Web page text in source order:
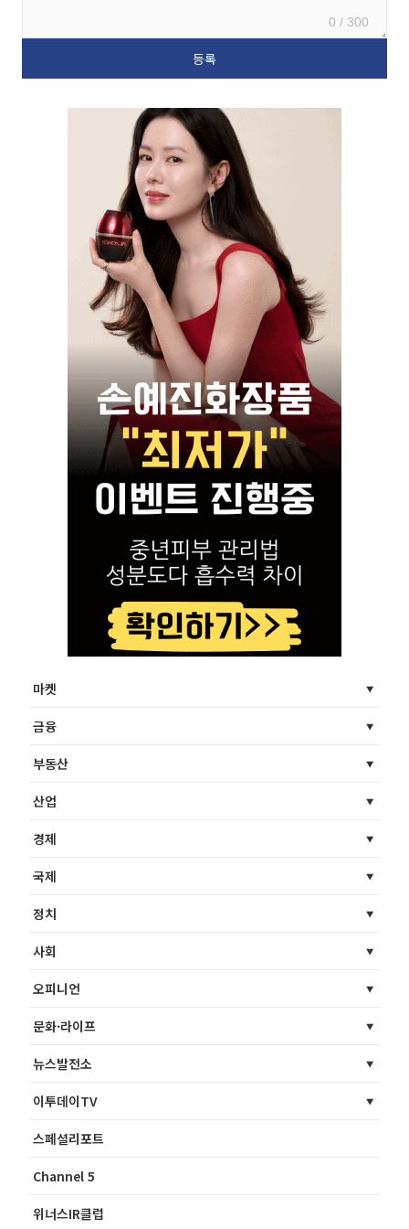
0 / 300
마켓
금융
부동산
산업
경제
국제
정치
사회
오피니언
문화·라이프
뉴스발전소
이투데이TV
스페셜리포트
Channel 5
위너스IR클럽